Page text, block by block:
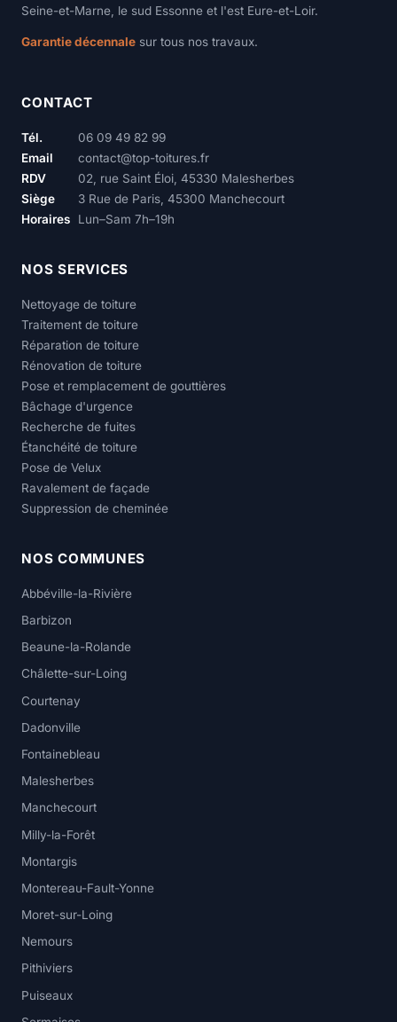
Seine-et-Marne, le sud Essonne et l'est Eure-et-Loir.
Garantie décennale sur tous nos travaux.
CONTACT
Tél.
06 09 49 82 99
Email
contact@top-toitures.fr
RDV
02, rue Saint Éloi, 45330 Malesherbes
Siège
3 Rue de Paris, 45300 Manchecourt
Horaires
Lun–Sam 7h–19h
NOS SERVICES
Nettoyage de toiture
Traitement de toiture
Réparation de toiture
Rénovation de toiture
Pose et remplacement de gouttières
Bâchage d'urgence
Recherche de fuites
Étanchéité de toiture
Pose de Velux
Ravalement de façade
Suppression de cheminée
NOS COMMUNES
Abbéville-la-Rivière
Barbizon
Beaune-la-Rolande
Châlette-sur-Loing
Courtenay
Dadonville
Fontainebleau
Malesherbes
Manchecourt
Milly-la-Forêt
Montargis
Montereau-Fault-Yonne
Moret-sur-Loing
Nemours
Pithiviers
Puiseaux